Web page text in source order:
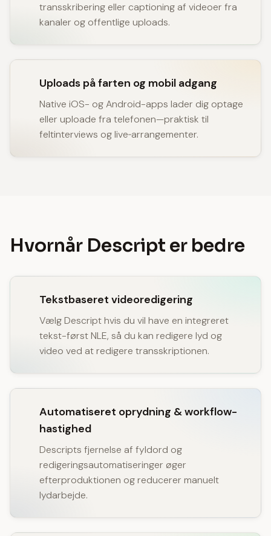
transskribering eller captioning af videoer fra
kanaler og offentlige uploads.
Uploads på farten og mobil adgang
Native iOS- og Android-apps lader dig optage
eller uploade fra telefonen—praktisk til
feltinterviews og live‑arrangementer.
Hvornår Descript er bedre
Tekstbaseret videoredigering
Vælg Descript hvis du vil have en integreret
tekst-først NLE, så du kan redigere lyd og
video ved at redigere transskriptionen.
Automatiseret oprydning & workflow-
hastighed
Descripts fjernelse af fyldord og
redigeringsautomatiseringer øger
efterproduktionen og reducerer manuelt
lydarbejde.